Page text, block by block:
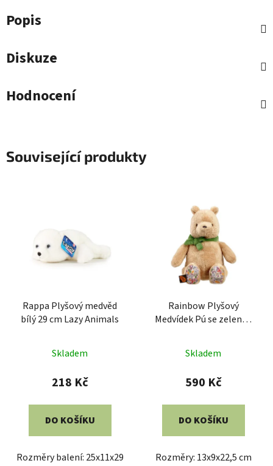
Popis
Diskuze
Hodnocení
Související produkty
Rappa Plyšový medvěd
bílý 29 cm Lazy Animals
Skladem
218 Kč
DO KOŠÍKU
Rozměry balení: 25x11x29
Rainbow Plyšový
Medvídek Pú se zelenou
Skladem
590 Kč
DO KOŠÍKU
Rozměry: 13x9x22,5 cm